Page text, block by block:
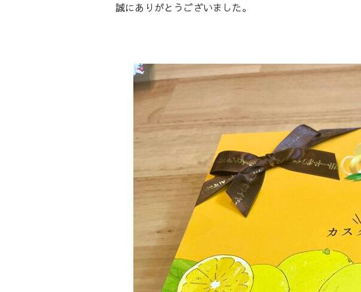
誠にありがとうございました。